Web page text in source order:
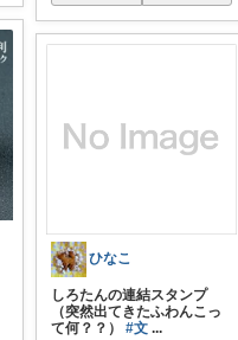
ひなこ
しろたんの連結スタンプ
（突然出てきたふわんこっ
て何？？）#文 ...